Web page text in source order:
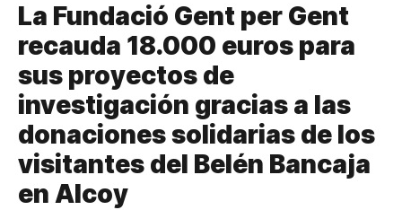
La Fundació Gent per Gent
recauda 18.000 euros para
sus proyectos de
investigación gracias a las
donaciones solidarias de los
visitantes del Belén Bancaja
en Alcoy